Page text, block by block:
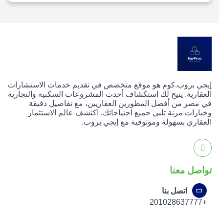
إيجي بروب.كوم هو موقع متخصص في تقديم خدمات الاستشارات
العقارية. يتيح لك استكشاف أحدث المشروعات السكنية والتجارية
في مصر من أفضل المطورين العقاريين، مع تفاصيل دقيقة
وخيارات مرنة تلبي جميع احتياجاتك. اكتشف عالم الاستثمار
العقاري بسهولة وموثوقية مع إيجي بروب.
تواصل معنا
اتصل بنا
+201028637777